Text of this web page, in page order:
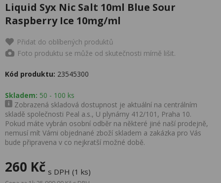
Liquid Syx Nic Salt 10ml Blue Sour
Raspberry Ice 10mg/ml
Přidat do oblíbených produktů
Foto produktu se může od skutečnosti mírně lišit.
Kód produktu: 23545300
Skladem: 50 - 100 ks
Zobrazená skladová dostupnost je aktuální na centrálním
skladě společnosti Peal a.s., U plynárny 412/101, Praha 10.
Pokud máte vybrán osobní odběr na některé jiné naší prodejně,
nemusí mít Vámi objednané zboží skladem a zakázka pro Vás
bude připravena v co nejkratší možné době.
260 Kč s DPH (1 ks)